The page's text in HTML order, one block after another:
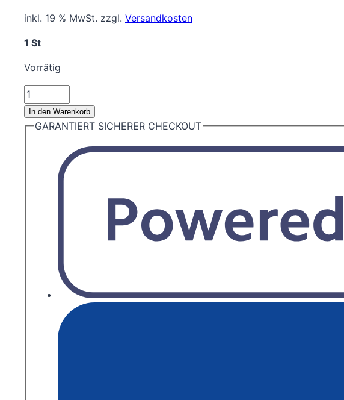
inkl. 19 % MwSt. zzgl. Versandkosten
1 St
Vorrätig
Silikonform
für
Wachssachet
In den Warenkorb
GARANTIERT SICHERER CHECKOUT